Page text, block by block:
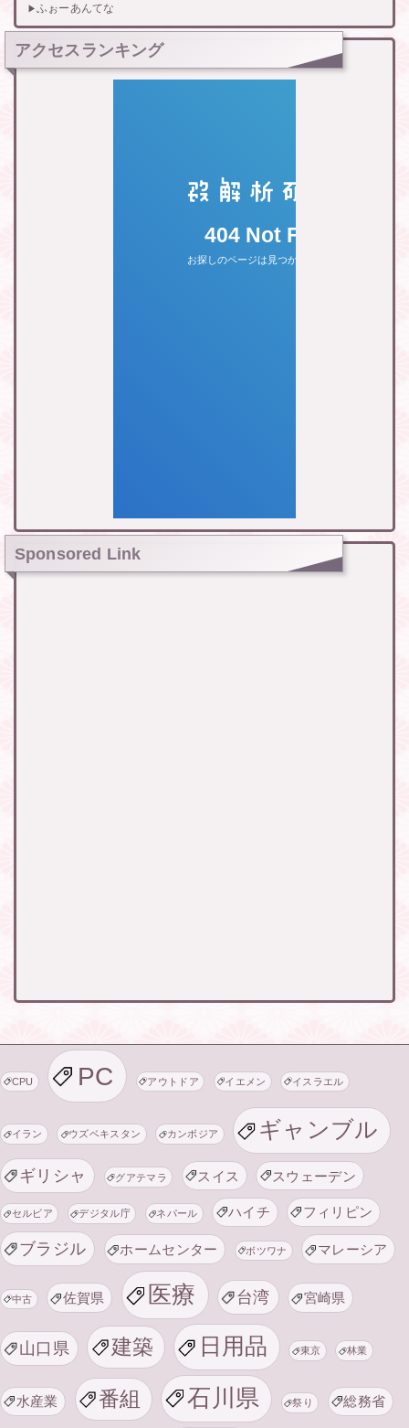
ふぉーあんてな
アクセスランキング
Sponsored Link
CPU PC アウトドア イエメン イスラエル
イラン ウズベキスタン カンボジア ギャンブル
ギリシャ グアテマラ スイス スウェーデン
セルビア デジタル庁 ネパール ハイチ フィリピン
ブラジル ホームセンター ボツワナ マレーシア
中古 佐賀県 医療 台湾 宮崎県
山口県 建築 日用品 東京 林業
水産業 番組 石川県 祭り 総務省